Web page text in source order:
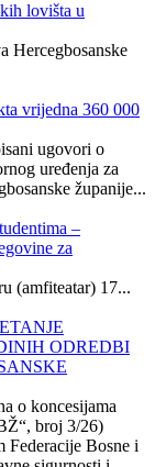
lovišta u
Hercegbosanske
vrijedna 360 000
ugovori o
uređenja za
županije...
–
za
(amfiteatar) 17...
ODREDBI
o koncesijama
broj 3/26)
Federacije Bosne i